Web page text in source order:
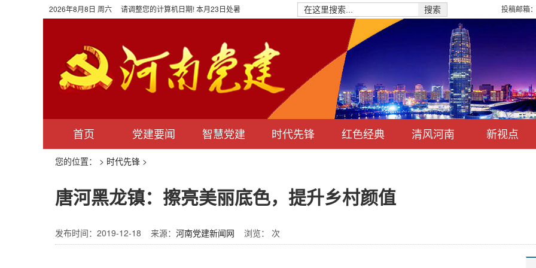
2026年8月8日 周六 请调整您的计算机日期! 本月23日处暑 搜索 投稿邮箱
首页 党建要闻 智慧党建 时代先锋 红色经典 清风河南 新视点
您的位置： > 时代先锋 >
唐河黑龙镇：擦亮美丽底色，提升乡村颜值
发布时间：2019-12-18 来源： 河南党建新闻网 浏览： 次